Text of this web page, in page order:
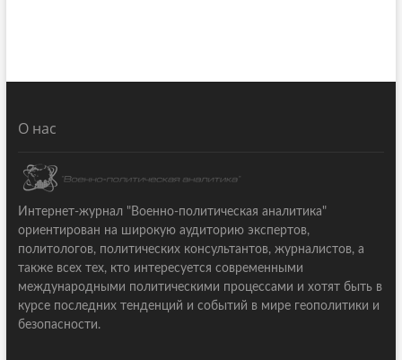
О нас
Интернет-журнал "Военно-политическая аналитика"
ориентирован на широкую аудиторию экспертов,
политологов, политических консультантов, журналистов, а
также всех тех, кто интересуется современными
международными политическими процессами и хотят быть в
курсе последних тенденций и событий в мире геополитики и
безопасности.